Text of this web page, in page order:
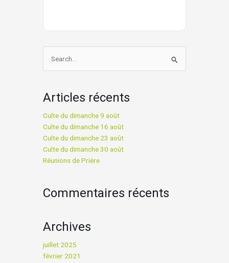
Rechercher :
Articles récents
Culte du dimanche 9 août
Culte du dimanche 16 août
Culte du dimanche 23 août
Culte du dimanche 30 août
Réunions de Prière
Commentaires récents
Archives
juillet 2025
février 2021